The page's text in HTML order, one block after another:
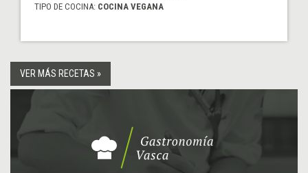
TIPO DE COCINA: COCINA VEGANA
VER MÁS RECETAS »